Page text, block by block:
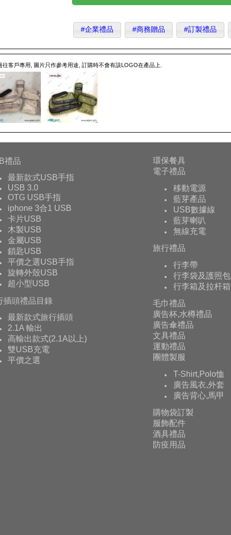
#企業禮品 #商務贈品 #訂製禮品
往客戶專用, 圖片只作參考用途, 訂購時不會有該LOGO在產品上.
禮品
最新款式USB手指
USB 3.0
OTG USB手指
iphone 3合1 USB
卡片USB
木製USB
金屬USB
鎖匙USB
平價之選USB手指
旋轉外殼USB
超小型USB
插頭禮品目錄
最新款式旅行插頭
2.1A 輸出
高輸出款式(2.1A以上)
雙USB充電
平價之選
環保餐具
電子禮品
移動電源
藍芽產品
USB數據線
藍芽喇叭
無線充電
旅行禮品
行李帶
行李袋及護照包
行李箱及拉杆箱
毛巾禮品
廣告杯,水樽禮品
廣告傘禮品
文具禮品
運動禮品
團體製服
T-Shirt,Polo恤
廣告風衣,外套
廣告背心,馬甲
購物袋訂製
服飾配件
酒具禮品
防疫用品